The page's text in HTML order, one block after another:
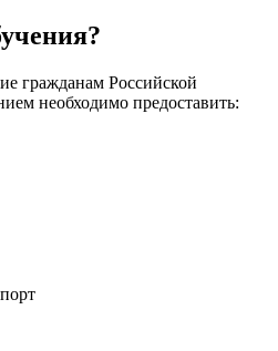
гражданам Российской
необходимо предоставить: